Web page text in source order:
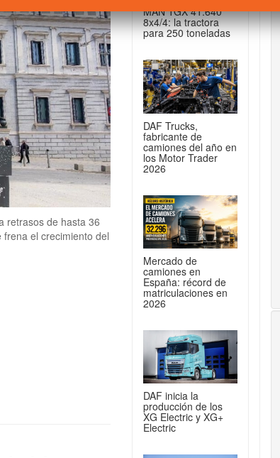
retrasos de hasta 36
el crecimiento del
MAN TGX 41.640
8x4/4: la tractora
para 250 toneladas
DAF Trucks,
fabricante de
camiones del año en
los Motor Trader
2026
Mercado de
camiones en
España: récord de
matriculaciones en
2026
DAF inicia la
producción de los
XG Electric y XG+
Electric